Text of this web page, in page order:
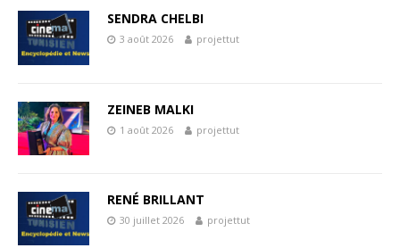
SENDRA CHELBI
3 août 2026 projettut
ZEINEB MALKI
1 août 2026 projettut
RENÉ BRILLANT
30 juillet 2026 projettut